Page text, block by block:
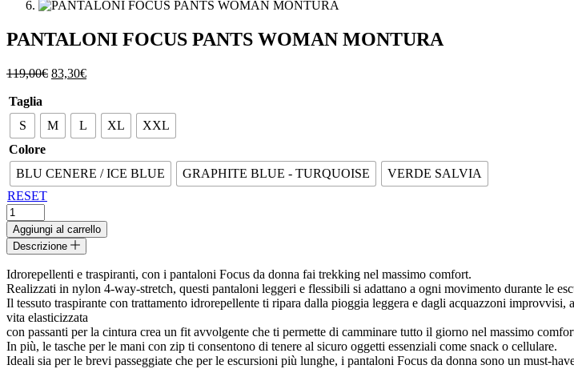
PANTALONI FOCUS PANTS WOMAN MONTURA
119,00€ Il
era:
119,00€.
83,30€Il
è:
83,30€.
Taglia
S
M L XL
XXL
Colore
BLU CENERE / ICE BLUE
GRAPHITE BLUE - TURQUOISE
VERDE SALVIA
RESET
PANTALONI
FOCUS
PANTS
WOMAN
MONTURA
quantità
Aggiungi al carrello
Descrizione
Idrorepellenti e traspiranti, con i pantaloni Focus da donna fai trekking nel massimo comfort.
Realizzati in nylon 4-way-stretch, questi pantaloni leggeri e flessibili si adattano a ogni movimento durante le
Il tessuto traspirante con trattamento idrorepellente ti ripara dalla pioggia leggera e dagli acquazzoni
vita elasticizzata
con passanti per la cintura crea un fit avvolgente che ti permette di camminare tutto il giorno nel massimo
In più, le tasche per le mani con zip ti consentono di tenere al sicuro oggetti essenziali come snack o cellulare.
Ideali sia per le brevi passeggiate che per le escursioni più lunghe, i pantaloni Focus da donna sono un must-